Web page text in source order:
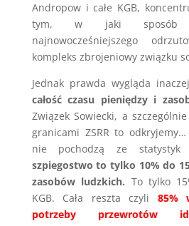
Andropow i całe KGB,
tym, w jaki sposób
najnowocześniejszego
kompleks zbrojeniowy związku
Jednak prawda wygląda
całość czasu pieniędzy i
Związek Sowiecki, a
granicami ZSRR to
nie pochodzą ze
szpiegostwo to tylko 10% do
zasobów ludzkich. To tylko
KGB. Cała reszta czyli 85%
potrzeby przewrotów